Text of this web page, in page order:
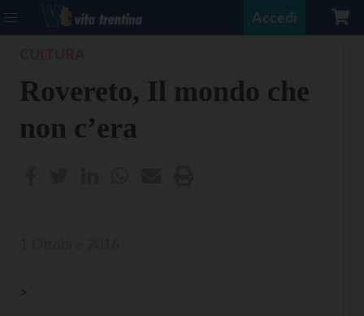
Accedi
Rovereto, Il mondo che
non c’era
>